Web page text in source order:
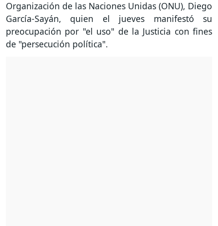
Organización de las Naciones Unidas (ONU), Diego
García-Sayán, quien el jueves manifestó su
preocupación por "el uso" de la Justicia con fines
de "persecución política".